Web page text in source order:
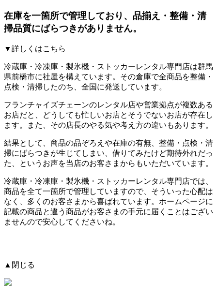
在庫を一箇所で管理しており、品揃え・整備・清
掃品質にばらつきがありません。
▼詳しくはこちら
冷蔵庫・冷凍庫・製氷機・ストッカーレンタル専門店は群馬
県前橋市に社屋を構えています。 その倉庫で全商品を整備・
点検・清掃したのち、全国に発送しています。
フランチャイズチェーンのレンタル店や営業拠点が複数ある
お店だと、どうしても忙しいお店とそうでないお店が存在し
ます。 また、その店長のやる気や考え方の違いもあります。
結果として、商品の品ぞろえや在庫の有無、整備・点検・清
掃にばらつきが生じてしまい、借りてみたけど期待外れだっ
た、というお声を当店のお客さまからもいただいています。
冷蔵庫・冷凍庫・製氷機・ストッカーレンタル専門店では、
商品を全て一箇所で管理していますので、そういった心配は
なく、多くのお客さまから喜ばれています。 ホームページに
記載の商品と違う商品がお客さまの手元に届くことはござい
ませんので安心してくださいね。
▲閉じる